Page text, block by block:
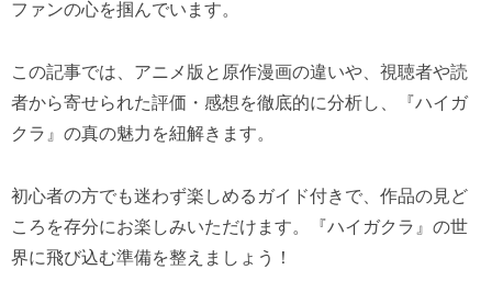
ファンの心を掴んでいます。
この記事では、アニメ版と原作漫画の違いや、視聴者や読
者から寄せられた評価・感想を徹底的に分析し、『ハイガ
クラ』の真の魅力を紐解きます。
初心者の方でも迷わず楽しめるガイド付きで、作品の見ど
ころを存分にお楽しみいただけます。『ハイガクラ』の世
界に飛び込む準備を整えましょう！